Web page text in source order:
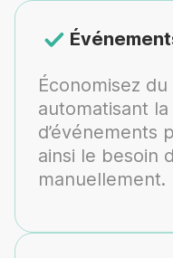
Économisez
automatisant
d’événements
ainsi le besoin
manuellement.